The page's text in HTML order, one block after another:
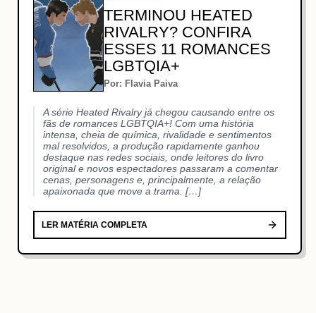
TERMINOU HEATED
RIVALRY? CONFIRA
ESSES 11 ROMANCES
LGBTQIA+
Por: Flavia Paiva
A série Heated Rivalry já chegou causando entre os
fãs de romances LGBTQIA+! Com uma história
intensa, cheia de química, rivalidade e sentimentos
mal resolvidos, a produção rapidamente ganhou
destaque nas redes sociais, onde leitores do livro
original e novos espectadores passaram a comentar
cenas, personagens e, principalmente, a relação
apaixonada que move a trama. […]
LER MATÉRIA COMPLETA